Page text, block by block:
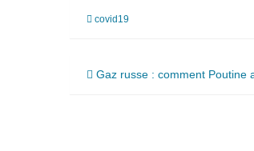
covid19
Navigation
Gaz russe : comment Poutine